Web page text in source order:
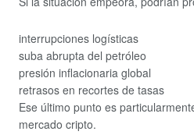
interrupciones logísticas
suba abrupta del petróleo
presión inflacionaria global
retrasos en recortes de tasas
Ese último punto es
mercado cripto.